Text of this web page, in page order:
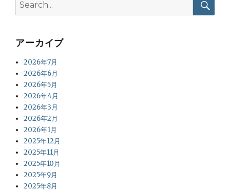
for:
アーカイブ
2026年7月
2026年6月
2026年5月
2026年4月
2026年3月
2026年2月
2026年1月
2025年12月
2025年11月
2025年10月
2025年9月
2025年8月